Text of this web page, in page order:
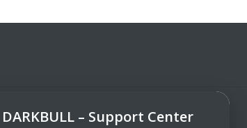
DarkBull TrendStore
DARKBULL – Support Center